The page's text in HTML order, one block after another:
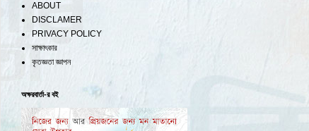
ABOUT
DISCLAMER
PRIVACY POLICY
সাক্ষাৎকার
কৃতজ্ঞতা জ্ঞাপন
অক্ষরবার্তা-র বই